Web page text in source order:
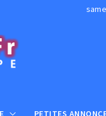
PETITES